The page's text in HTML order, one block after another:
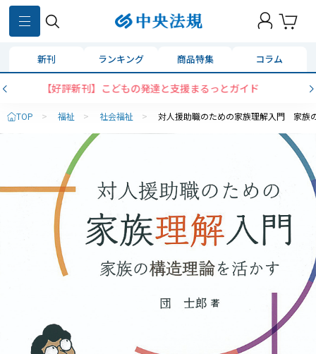
新刊 ランキング 商品特集 コラム
イド 【新刊】令和8報酬改定対応！事業者ハン
TOP > 福祉 > 社会福祉 > 対人援助職のための家族理解入門 家族